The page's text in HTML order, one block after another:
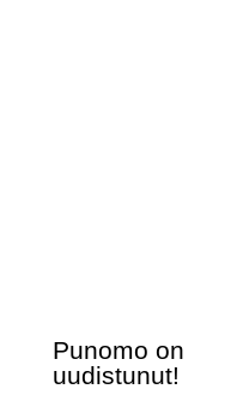
Punomo on
uudistunut!